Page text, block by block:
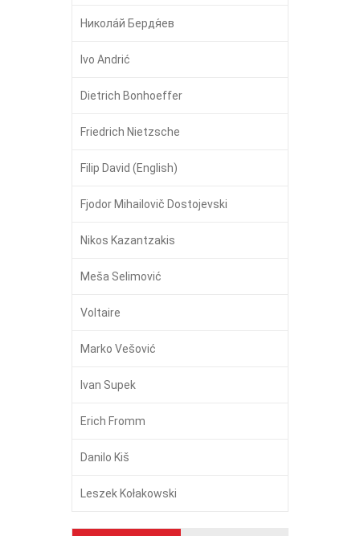
Никола́й Бердя́ев
Ivo Andrić
Dietrich Bonhoeffer
Friedrich Nietzsche
Filip David (English)
Fjodor Mihailovič Dostojevski
Nikos Kazantzakis
Meša Selimović
Voltaire
Marko Vešović
Ivan Supek
Erich Fromm
Danilo Kiš
Leszek Kołakowski